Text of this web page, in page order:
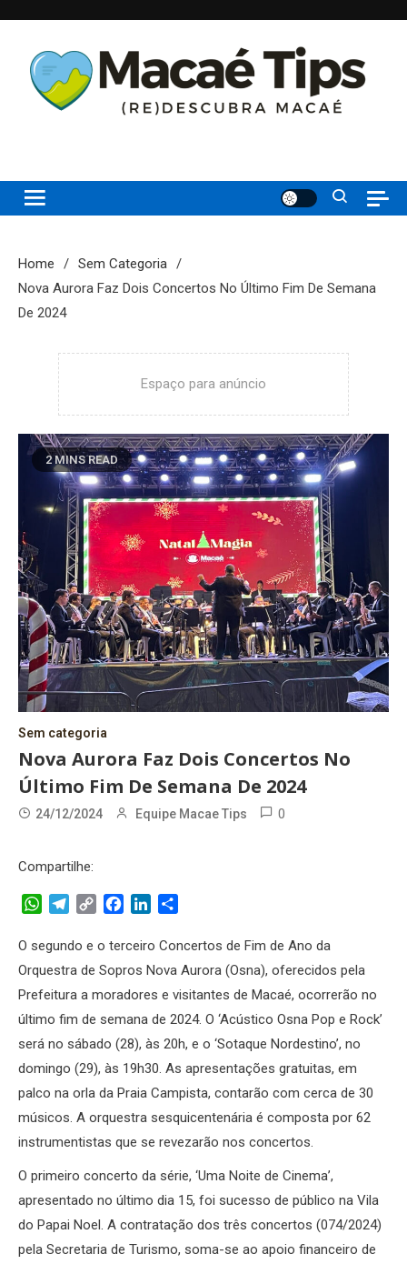
content
Princesinha do Atlântico
Home
Sem Categoria
Nova Aurora Faz Dois Concertos No Último Fim De Semana
De 2024
Espaço para anúncio
2 MINS READ
Sem categoria
Nova Aurora Faz Dois Concertos No
Último Fim De Semana De 2024
24/12/2024 Equipe Macae Tips 0
Compartilhe:
WhatsApp
Telegram
Copy
FacebookLinkedIn
O segundo e o terceiro Concertos de Fim de Ano da
Orquestra de Sopros Nova Aurora (Osna), oferecidos pela
Prefeitura a moradores e visitantes de Macaé, ocorrerão no
último fim de semana de 2024. O ‘Acústico Osna Pop e Rock’
será no sábado (28), às 20h, e o ‘Sotaque Nordestino’, no
domingo (29), às 19h30. As apresentações gratuitas, em
palco na orla da Praia Campista, contarão com cerca de 30
músicos. A orquestra sesquicentenária é composta por 62
instrumentistas que se revezarão nos concertos.
O primeiro concerto da série, ‘Uma Noite de Cinema’,
apresentado no último dia 15, foi sucesso de público na Vila
do Papai Noel. A contratação dos três concertos (074/2024)
pela Secretaria de Turismo, soma-se ao apoio financeiro de